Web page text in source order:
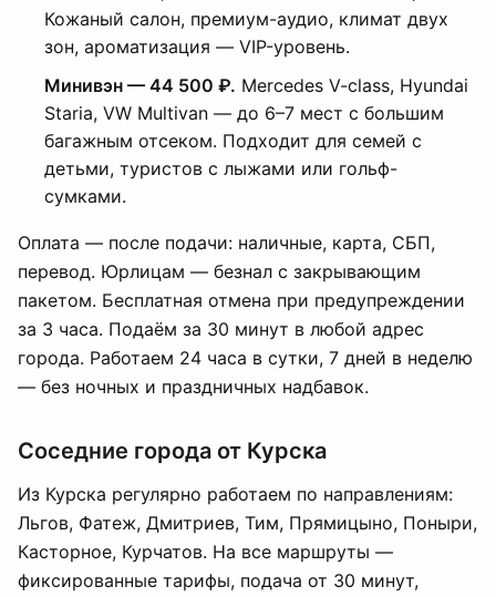
Кожаный салон, премиум-аудио, климат двух
зон, ароматизация — VIP-уровень.
Минивэн — 44 500 ₽. Mercedes V-class, Hyundai
Staria, VW Multivan — до 6–7 мест с большим
багажным отсеком. Подходит для семей с
детьми, туристов с лыжами или гольф-
сумками.
Оплата — после подачи: наличные, карта, СБП,
перевод. Юрлицам — безнал с закрывающим
пакетом. Бесплатная отмена при предупреждении
за 3 часа. Подаём за 30 минут в любой адрес
города. Работаем 24 часа в сутки, 7 дней в неделю
— без ночных и праздничных надбавок.
Соседние города от Курска
Из Курска регулярно работаем по направлениям:
Льгов, Фатеж, Дмитриев, Тим, Прямицыно, Поныри,
Касторное, Курчатов. На все маршруты —
фиксированные тарифы, подача от 30 минут,